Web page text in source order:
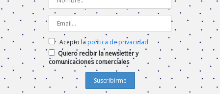
Acepto la política de privacidad
Quiero recibir la newsletter y
comunicaciones comerciales